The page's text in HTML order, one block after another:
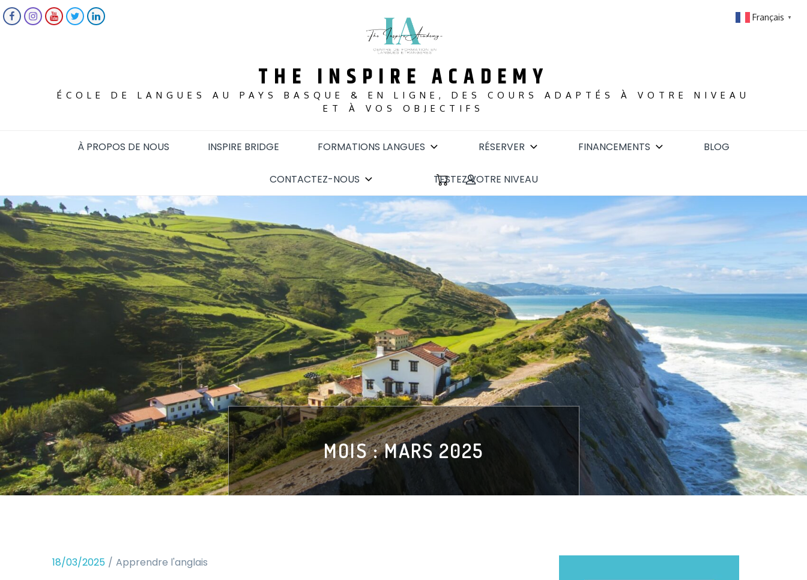
Skip
to
THE INSPIRE ACADEMY
ÉCOLE DE LANGUES AU PAYS BASQUE & EN LIGNE, DES COURS ADAPTÉS À VOTRE NIVEAU
ET À VOS OBJECTIFS
FACEBOOK
INSTAGRAM
YOUTUBE
TWITTER
LINKEDIN
À PROPOS DE NOUS INSPIRE BRIDGE FORMATIONS LANGUES RÉSERVER FINANCEMENTS BLOG
CONTACTEZ-NOUS TESTEZ VOTRE NIVEAU
MOIS :MARS 2025
18/03/2025 Apprendre l'anglais
Français ▼